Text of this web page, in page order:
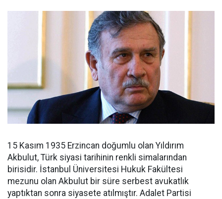
15 Kasım 1935 Erzincan doğumlu olan Yıldırım
Akbulut, Türk siyasi tarihinin renkli simalarından
birisidir. İstanbul Üniversitesi Hukuk Fakültesi
mezunu olan Akbulut bir süre serbest avukatlık
yaptıktan sonra siyasete atılmıştır. Adalet Partisi